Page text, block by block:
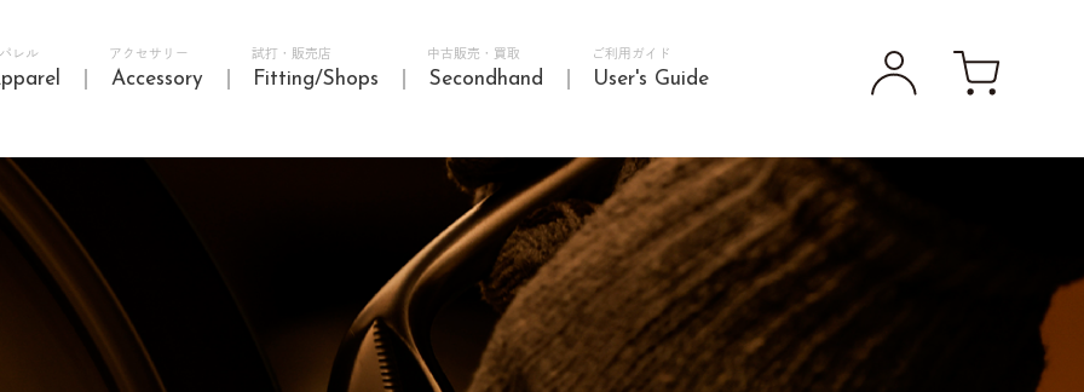
レル アクセサリー
Accessory
試打・販売店
Fitting/Shops
中古販売・買取
Secondhand
ご利用ガイド
User's Guide